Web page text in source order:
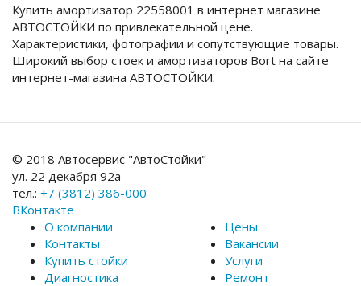
Купить амортизатор 22558001 в интернет магазине
АВТОСТОЙКИ по привлекательной цене.
Характеристики, фотографии и сопутствующие товары.
Широкий выбор стоек и амортизаторов Bort на сайте
интернет-магазина АВТОСТОЙКИ.
© 2018 Автосервис "АвтоСтойки"
ул. 22 декабря 92а
тел.: +7 (3812) 386-000
ВКонтакте
О компании
Контакты
Купить стойки
Диагностика
Цены
Вакансии
Услуги
Ремонт